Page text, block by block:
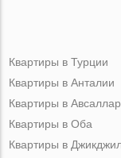
Квартиры в Турции
Квартиры в Анталии
Квартиры в
Квартиры в Оба
Квартиры в